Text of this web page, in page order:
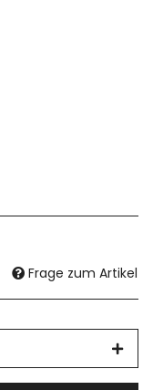
Frage zum Artikel